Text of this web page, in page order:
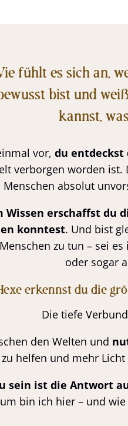
fühlt es sich an,
bist und
kannst,
vor, du entdeckst
verborgen worden ist.
Menschen absolut
Wissen erschaffst du
konntest. Und bist
zu tun – sei
oder sogar
erkennst du die
Die tiefe
den Welten und
zu helfen und mehr
sein ist die Antwort
bin ich hier – und